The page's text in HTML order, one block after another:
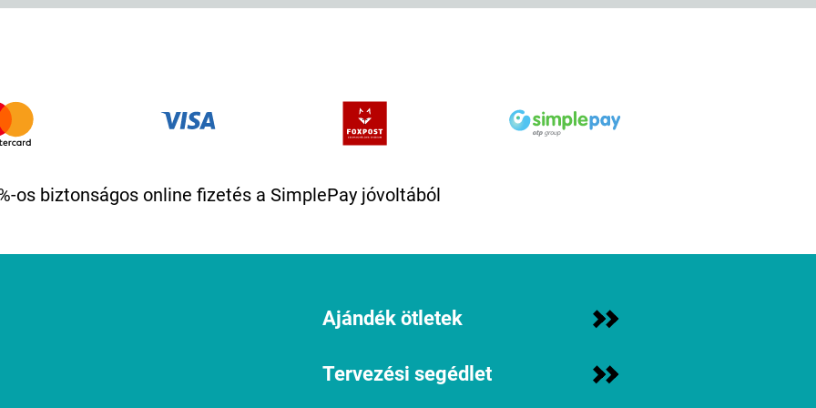
os biztonságos online fizetés a SimplePay jóvoltából
Ajándék ötletek
Tervezési segédlet